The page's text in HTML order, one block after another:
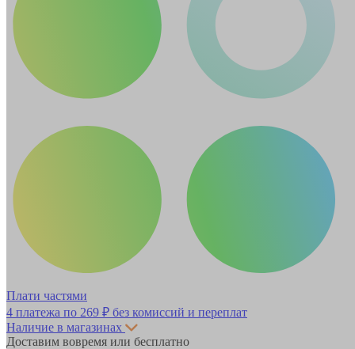
Плати частями
4 платежа по 269 ₽ без комиссий и переплат
Наличие в магазинах
Доставим вовремя или бесплатно